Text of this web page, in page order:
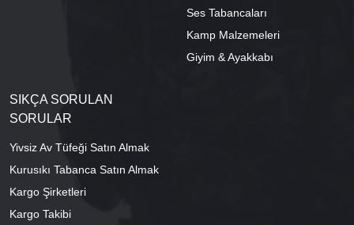
Ses Tabancaları
Kamp Malzemeleri
Giyim & Ayakkabı
SIKÇA SORULAN
SORULAR
Yivsiz Av Tüfeği Satın Almak
Kurusıkı Tabanca Satın Almak
Kargo Şirketleri
Kargo Takibi